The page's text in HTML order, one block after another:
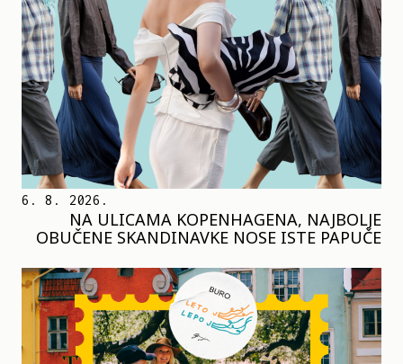
6. 8. 2026.
NA ULICAMA KOPENHAGENA, NAJBOLJE
OBUČENE SKANDINAVKE NOSE ISTE PAPUČE